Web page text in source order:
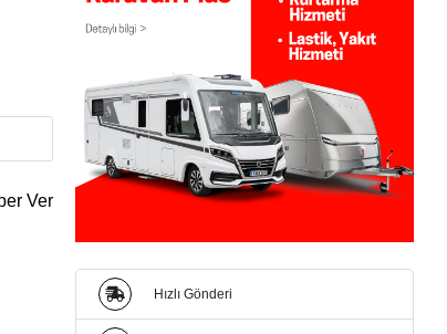
Ver
Hızlı Gönderi